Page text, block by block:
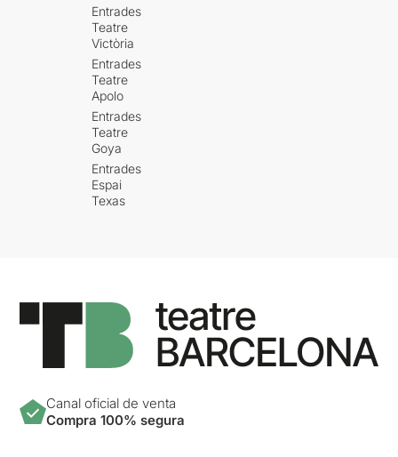
Entrades
Teatre
Victòria
Entrades
Teatre
Apolo
Entrades
Teatre
Goya
Entrades
Espai
Texas
Canal oficial de venta
Compra 100% segura